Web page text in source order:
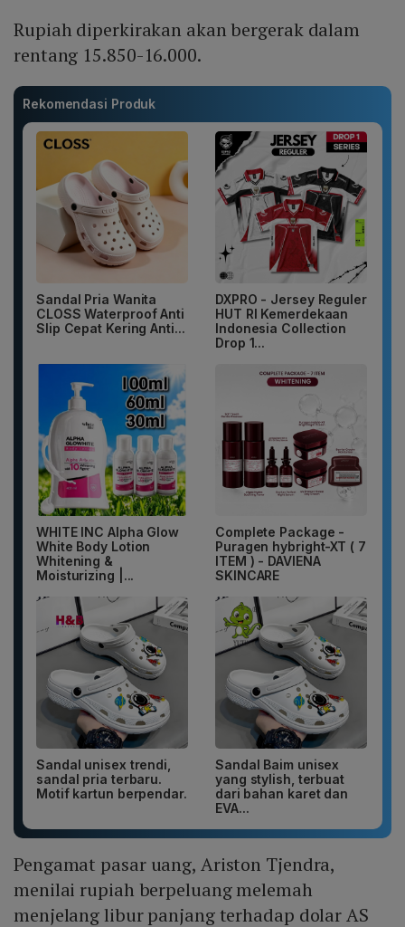
Rupiah diperkirakan akan bergerak dalam
rentang 15.850-16.000.
Rekomendasi Produk
Sandal Pria Wanita
CLOSS Waterproof Anti
Slip Cepat Kering Anti...
DXPRO - Jersey Reguler
HUT RI Kemerdekaan
Indonesia Collection
Drop 1...
WHITE INC Alpha Glow
White Body Lotion
Whitening &
Moisturizing |...
Complete Package -
Puragen hybright-XT ( 7
ITEM ) - DAVIENA
SKINCARE
Sandal unisex trendi,
sandal pria terbaru.
Motif kartun berpendar.
Sandal Baim unisex
yang stylish, terbuat
dari bahan karet dan
EVA...
Pengamat pasar uang, Ariston Tjendra,
menilai rupiah berpeluang melemah
menjelang libur panjang terhadap dolar AS